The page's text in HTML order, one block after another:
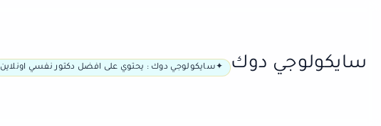
سايكولوجي دوك سايكولوجي دوك : يحتوي على افضل دكتور نفسي اونلاين